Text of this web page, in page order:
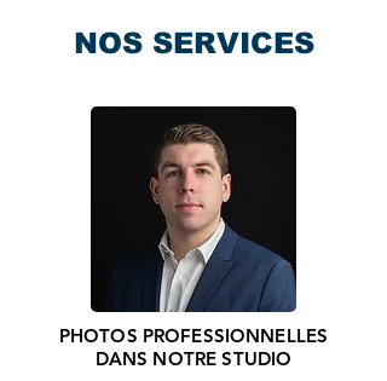
NOS SERVICES
PHOTOS PROFESSIONNELLES
DANS NOTRE STUDIO